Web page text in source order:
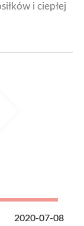
i ciepłej
2020-07-08